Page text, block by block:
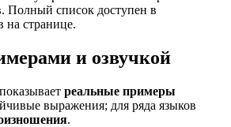
Полный список доступен в
на странице.
и озвучкой
реальные примеры
выражения; для ряда языков
.